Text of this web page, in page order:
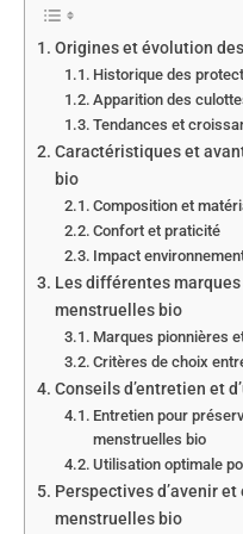
Origines et évolution
Historique des
Apparition des
Tendances et
Caractéristiques et
bio
Composition et
Confort et praticité
Impact
Les différentes
menstruelles bio
Marques pionnières
Critères de choix
Conseils d’entretien et
Entretien pour
menstruelles bio
Utilisation optimale
Perspectives d’avenir
menstruelles bio